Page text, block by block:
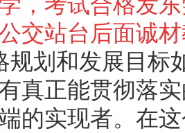
交站台后面诚
规划和发展目标
真正能贯彻落
的实现者。在